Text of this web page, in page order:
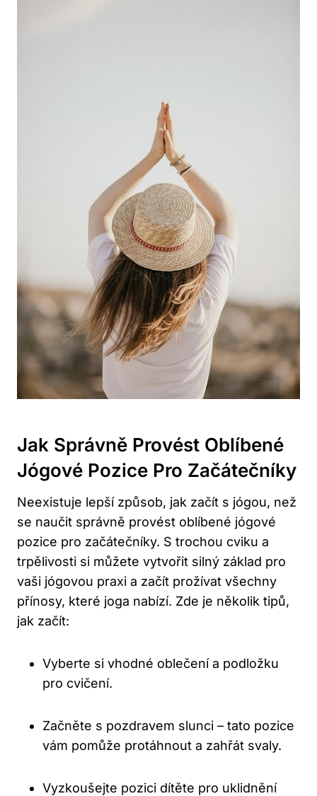
Jak Správně Provést Oblíbené
Jógové Pozice Pro Začátečníky
Neexistuje lepší způsob, jak začít s jógou, než
se naučit správně provést oblíbené jógové
pozice pro začátečníky. S trochou cviku a
trpělivosti si můžete vytvořit silný základ pro
vaši jógovou praxi a začít prožívat všechny
přínosy, které joga nabízí. Zde je několik tipů,
jak začít:
Vyberte si vhodné oblečení a podložku
pro cvičení.
Začněte s pozdravem slunci – tato pozice
vám pomůže protáhnout a zahřát svaly.
Vyzkoušejte pozici dítěte pro uklidnění